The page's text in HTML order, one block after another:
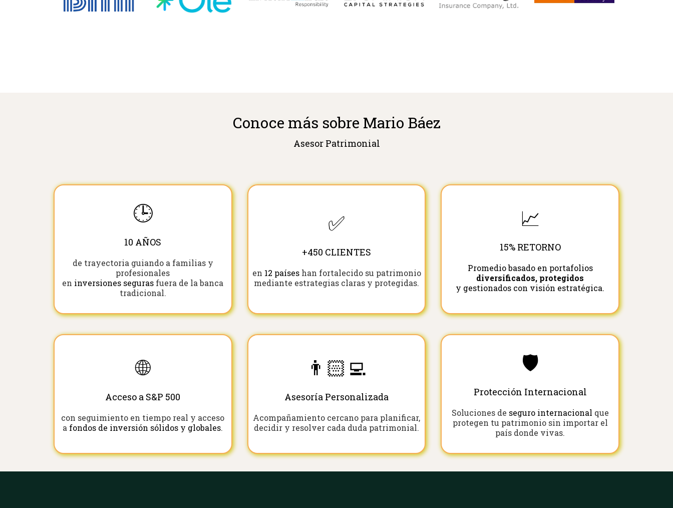
Conoce más sobre Mario Báez
Asesor Patrimonial
🕒
10 AÑOS
de trayectoria guiando a familias y
profesionales
en inversiones seguras fuera de la banca
tradicional.
✅
+450 CLIENTES
en 12 paíseshan fortalecido su patrimonio
mediante estrategias claras y protegidas.
📈
15% RETORNO
Promedio basado en portafolios
diversificados, protegidos
y gestionados con visión estratégica.
🌐
Acceso a S&P 500
con seguimiento en tiempo real y acceso
a fondos de inversión sólidos y globales.
👨🏻‍💻
Asesoría Personalizada
Acompañamiento cercano para planificar,
decidir y resolver cada duda patrimonial.
🛡️
Protección Internacional
Soluciones de seguro internacional que
protegen tu patrimonio sin importar el
país donde vivas.